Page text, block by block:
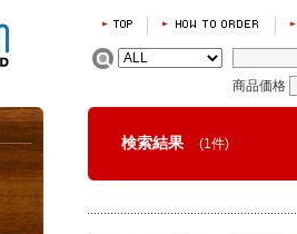
商品価格
検索結果 (1件)